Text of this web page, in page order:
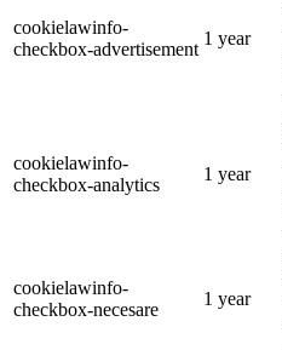
cookielawinfo-
checkbox-advertisement
1 year
cookielawinfo-
checkbox-analytics
1 year
cookielawinfo-
checkbox-necesare
1 year